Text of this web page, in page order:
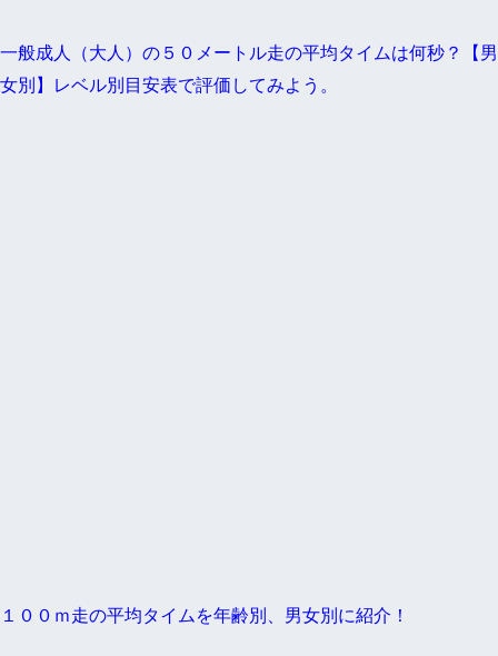
一般成人（大人）の５０メートル走の平均タイムは何秒？【男
女別】レベル別目安表で評価してみよう。
１００ｍ走の平均タイムを年齢別、男女別に紹介！